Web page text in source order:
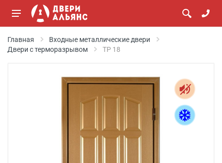
Главная
Входные металлические двери
Двери с терморазрывом
ТР 18